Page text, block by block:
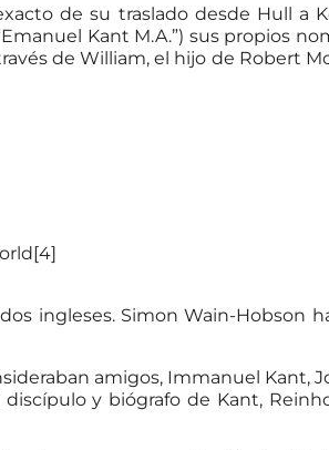
de su traslado desde Hull a
Kant M.A.”) sus propios
de William, el hijo de Robert
ingleses. Simon Wain-Hobson
amigos, Immanuel
y biógrafo de Kant,